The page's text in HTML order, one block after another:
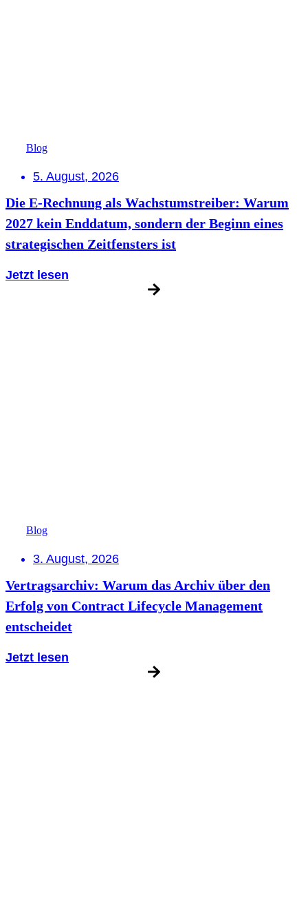
Blog
5. August, 2026
Die E-Rechnung als Wachstumstreiber: Warum
2027 kein Enddatum, sondern der Beginn eines
strategischen Zeitfensters ist
Jetzt lesen
Blog
3. August, 2026
Vertragsarchiv: Warum das Archiv über den
Erfolg von Contract Lifecycle Management
entscheidet
Jetzt lesen